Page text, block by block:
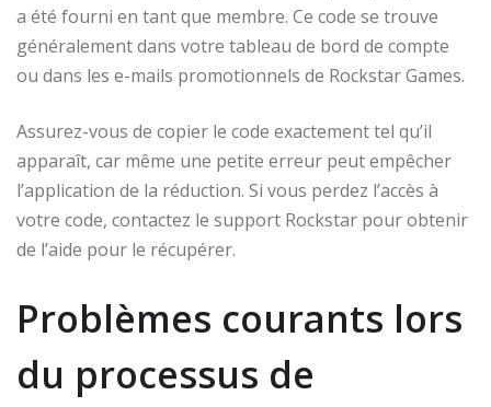
a été fourni en tant que membre. Ce code se trouve
généralement dans votre tableau de bord de compte
ou dans les e-mails promotionnels de Rockstar Games.
Assurez-vous de copier le code exactement tel qu’il
apparaît, car même une petite erreur peut empêcher
l’application de la réduction. Si vous perdez l’accès à
votre code, contactez le support Rockstar pour obtenir
de l’aide pour le récupérer.
Problèmes courants lors
du processus de